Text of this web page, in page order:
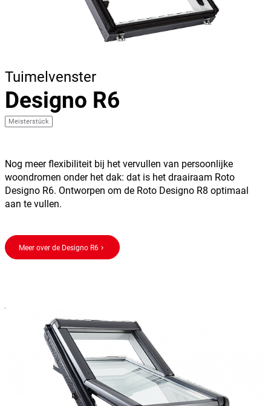
Tuimelvenster
Designo R6
Meisterstück
Nog meer flexibiliteit bij het vervullen van persoonlijke
woondromen onder het dak: dat is het draairaam Roto
Designo R6. Ontworpen om de Roto Designo R8 optimaal
aan te vullen.
Meer over de Designo R6 keyboard_arrow_right